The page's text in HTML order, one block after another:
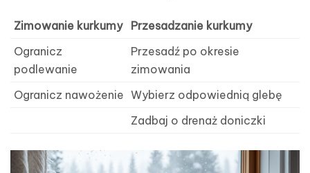
Zimowanie kurkumy
Przesadzanie kurkumy
Ogranicz
podlewanie
Przesadź po okresie
zimowania
Ogranicz nawożenie Wybierz odpowiednią glebę
Zadbaj o drenaż doniczki